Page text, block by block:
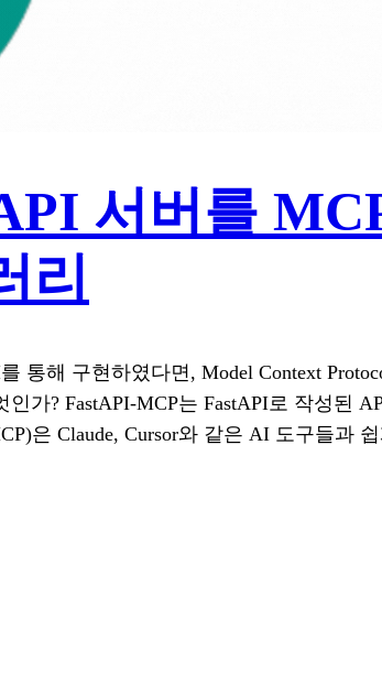
서버를
리
통해 구현하였다면, Model Context
가? FastAPI-MCP는 FastAPI로 작성된
은 Claude, Cursor와 같은 AI 도구들과